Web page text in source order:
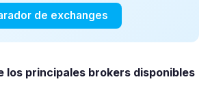
de exchanges
los principales brokers disponibles